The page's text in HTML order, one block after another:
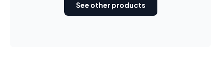
See other products